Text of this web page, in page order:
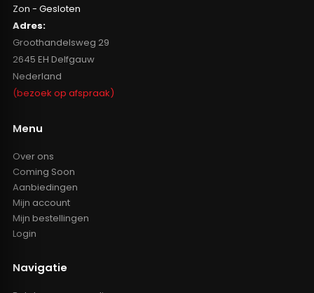
Zon - Gesloten
Adres:
Groothandelsweg 29
2645 EH Delfgauw
Nederland
(bezoek op afspraak)
Menu
Over ons
Coming Soon
Aanbiedingen
Mijn account
Mijn bestellingen
Login
Navigatie